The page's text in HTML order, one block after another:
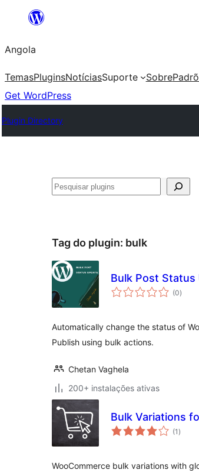
Saltar
o
conteúdo
Angola
TemasPluginsNotíciasSuporte Sobre
Get WordPress
Plugin Directory
Pesquisar
Tag do plugin: bulk
Bulk Post Status
(0totais
)
Automatically change the status of
Publish using bulk actions.
Chetan Vaghela
200+ instalações ativas
Bulk Variations
(1totais
)
WooCommerce bulk variations with